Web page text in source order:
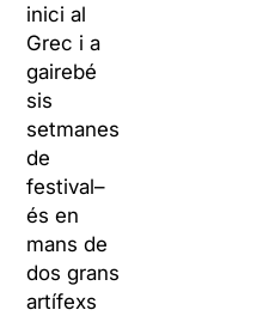
inici al
Grec i a
gairebé
sis
setmanes
de
festival–
és en
mans de
dos grans
artífexs